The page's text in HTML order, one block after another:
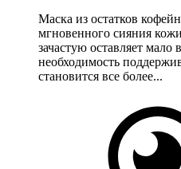
Маска из остатков
мгновенного сияния
зачастую оставляет мало
необходимость
становится все более...